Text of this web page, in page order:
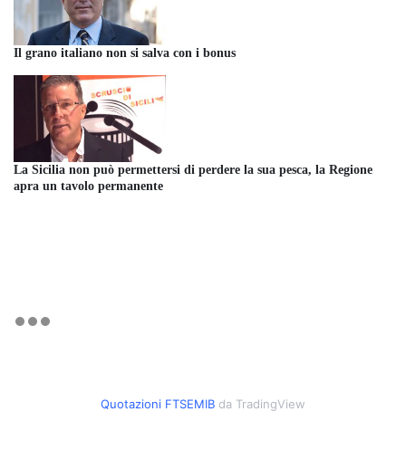
Il grano italiano non si salva con i bonus
La Sicilia non può permettersi di perdere la sua pesca, la Regione
apra un tavolo permanente
Quotazioni FTSEMIB da TradingView